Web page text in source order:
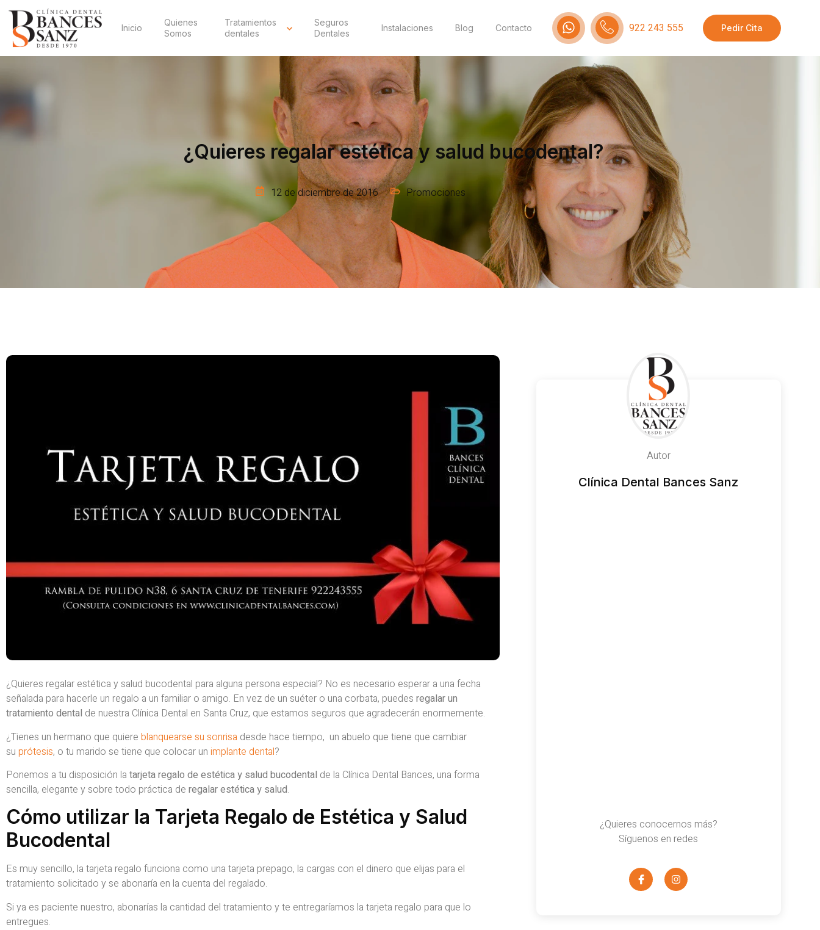
Inicio
Quienes
Somos
Tratamientos
dentales
Seguros
Dentales
Instalaciones Blog Contacto 922 243 555 Pedir Cita
¿Quieres regalar estética y salud bucodental?
12 de diciembre de 2016 Promociones
¿Quieres regalar estética y salud bucodental para alguna persona especial? No es necesario esperar a una fecha
señalada para hacerle un regalo a un familiar o amigo. En vez de un suéter o una corbata, puedes regalar un
tratamiento dental de nuestra Clínica Dental en Santa Cruz, que estamos seguros que agradecerán enormemente.
¿Tienes un hermano que quiere blanquearse su sonrisa desde hace tiempo, un abuelo que tiene que cambiar
su prótesis, o tu marido se tiene que colocar un implante dental?
Ponemos a tu disposición la tarjeta regalo de estética y salud bucodental de la Clínica Dental Bances, una forma
sencilla, elegante y sobre todo práctica de regalar estética y salud.
Cómo utilizar la Tarjeta Regalo de Estética y Salud
Bucodental
Es muy sencillo, la tarjeta regalo funciona como una tarjeta prepago, la cargas con el dinero que elijas para el
tratamiento solicitado y se abonaría en la cuenta del regalado.
Si ya es paciente nuestro, abonarías la cantidad del tratamiento y te entregaríamos la tarjeta regalo para que lo
entregues.
Autor
Clínica Dental Bances Sanz
¿Quieres conocernos más?
Síguenos en redes